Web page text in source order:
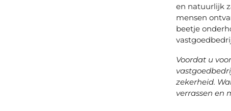
en natuurlijk
mensen
beetje
Voordat u
zekerheid.
verrassen en